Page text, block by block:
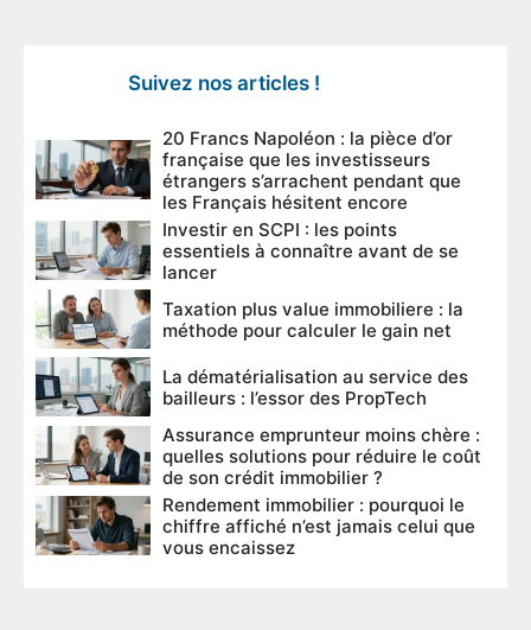
Suivez nos articles !
20 Francs Napoléon : la pièce d’or
française que les investisseurs
étrangers s’arrachent pendant que
les Français hésitent encore
Investir en SCPI : les points
essentiels à connaître avant de se
lancer
Taxation plus value immobiliere : la
méthode pour calculer le gain net
La dématérialisation au service des
bailleurs : l’essor des PropTech
Assurance emprunteur moins chère :
quelles solutions pour réduire le coût
de son crédit immobilier ?
Rendement immobilier : pourquoi le
chiffre affiché n’est jamais celui que
vous encaissez